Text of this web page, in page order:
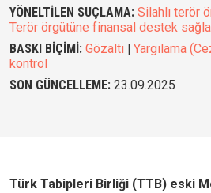
YÖNELTİLEN SUÇLAMA: Silahlı terör
Terör örgütüne finansal destek
BASKI BİÇİMİ: Gözaltı Yargılama
kontrol
SON GÜNCELLEME: 23.09.2025
Türk Tabipleri Birliği (TTB) eski